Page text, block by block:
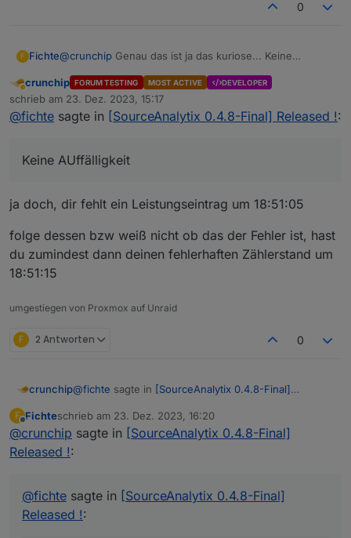
0
F Fichte@crunchip Genau das ist ja das kuriose... Keine
Ich benne das teil mal um...
Abwesend
crunchip FORUM TESTING MOST ACTIVE DEVELOPER
schrieb am 23. Dez. 2023, 15:17
zuletzt editiert von
@fichte sagte in [SourceAnalytix 0.4.8-Final] Released !:
Keine AUffälligkeit
ja doch, dir fehlt ein Leistungseintrag um 18:51:05
folge dessen bzw weiß nicht ob das der Fehler ist, hast
du zumindest dann deinen fehlerhaften Zählerstand um
18:51:15
umgestiegen von Proxmox auf Unraid
F 2 Antworten 0
crunchip@fichte sagte in [SourceAnalytix 0.4.8-Final]
Keine AUffälligkeit
folge dessen bzw weiß nicht ob das der Fehler ist,
hast du zumindest dann deinen fehlerhaften
F Fichteschrieb am 23. Dez. 2023, 16:20
zuletzt editiert von
@crunchip sagte in [SourceAnalytix 0.4.8-Final]
Released !:
@fichte sagte in [SourceAnalytix 0.4.8-Final]
Released !: